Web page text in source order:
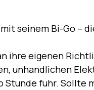
seinem Bi-Go –
ihre eigenen
unhandlichen
Stunde fuhr. Sollte